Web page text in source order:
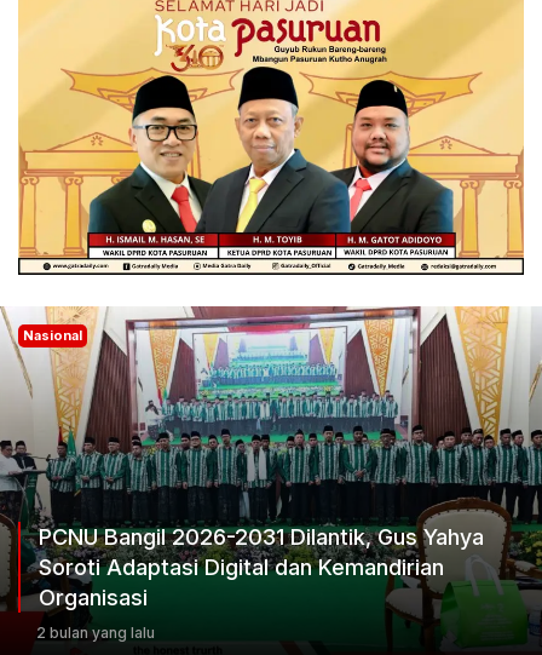
Nasional
PCNU Bangil 2026-2031 Dilantik, Gus Yahya
Soroti Adaptasi Digital dan Kemandirian
Organisasi
2 bulan yang lalu